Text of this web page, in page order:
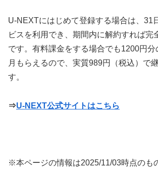
U-NEXTにはじめて登録する場合は、31
ビスを利用でき、期間内に解約すれば完
です。有料課金をする場合でも1200円
月もらえるので、実質989円（税込）で
す。
⇒U-NEXT公式サイトはこちら
※本ページの情報は2025/11/03時点のも